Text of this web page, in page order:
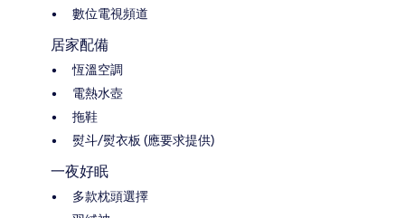
數位電視頻道
居家配備
恆溫空調
電熱水壺
拖鞋
熨斗/熨衣板 (應要求提供)
一夜好眠
多款枕頭選擇